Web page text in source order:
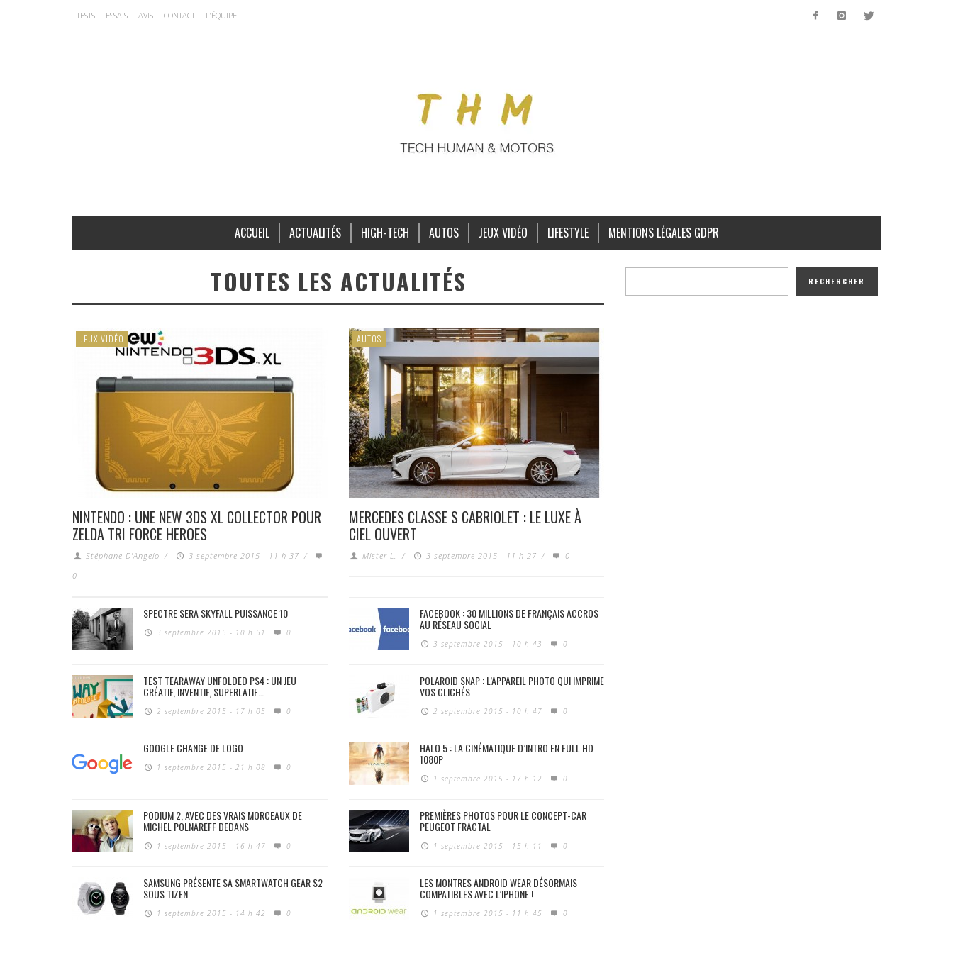
TESTS ESSAIS AVIS CONTACT L’ÉQUIPE
ACCUEIL ACTUALITÉS HIGH-TECH AUTOS JEUX VIDÉO LIFESTYLE MENTIONS LÉGALES GDPR
TOUTES LES ACTUALITÉS
JEUX VIDÉO
NINTENDO : UNE NEW 3DS XL COLLECTOR POUR
ZELDA TRI FORCE HEROES
Stéphane D'Angelo / 3 septembre 2015 - 11 h 37 /
0
AUTOS
MERCEDES CLASSE S CABRIOLET : LE LUXE À
CIEL OUVERT
Mister L. / 3 septembre 2015 - 11 h 27 / 0
SPECTRE SERA SKYFALL PUISSANCE 10
3 septembre 2015 - 10 h 51 0
FACEBOOK : 30 MILLIONS DE FRANÇAIS ACCROS
AU RÉSEAU SOCIAL
3 septembre 2015 - 10 h 43 0
TEST TEARAWAY UNFOLDED PS4 : UN JEU
CRÉATIF, INVENTIF, SUPERLATIF…
2 septembre 2015 - 17 h 05 0
POLAROID SNAP : L’APPAREIL PHOTO QUI IMPRIME
VOS CLICHÉS
2 septembre 2015 - 10 h 47 0
GOOGLE CHANGE DE LOGO
1 septembre 2015 - 21 h 08 0
HALO 5 : LA CINÉMATIQUE D’INTRO EN FULL HD
1080P
1 septembre 2015 - 17 h 12 0
PODIUM 2, AVEC DES VRAIS MORCEAUX DE
MICHEL POLNAREFF DEDANS
1 septembre 2015 - 16 h 47 0
PREMIÈRES PHOTOS POUR LE CONCEPT-CAR
PEUGEOT FRACTAL
1 septembre 2015 - 15 h 11 0
SAMSUNG PRÉSENTE SA SMARTWATCH GEAR S2
SOUS TIZEN
1 septembre 2015 - 14 h 42 0
LES MONTRES ANDROID WEAR DÉSORMAIS
COMPATIBLES AVEC L’IPHONE !
1 septembre 2015 - 11 h 45 0
RECHERCHER